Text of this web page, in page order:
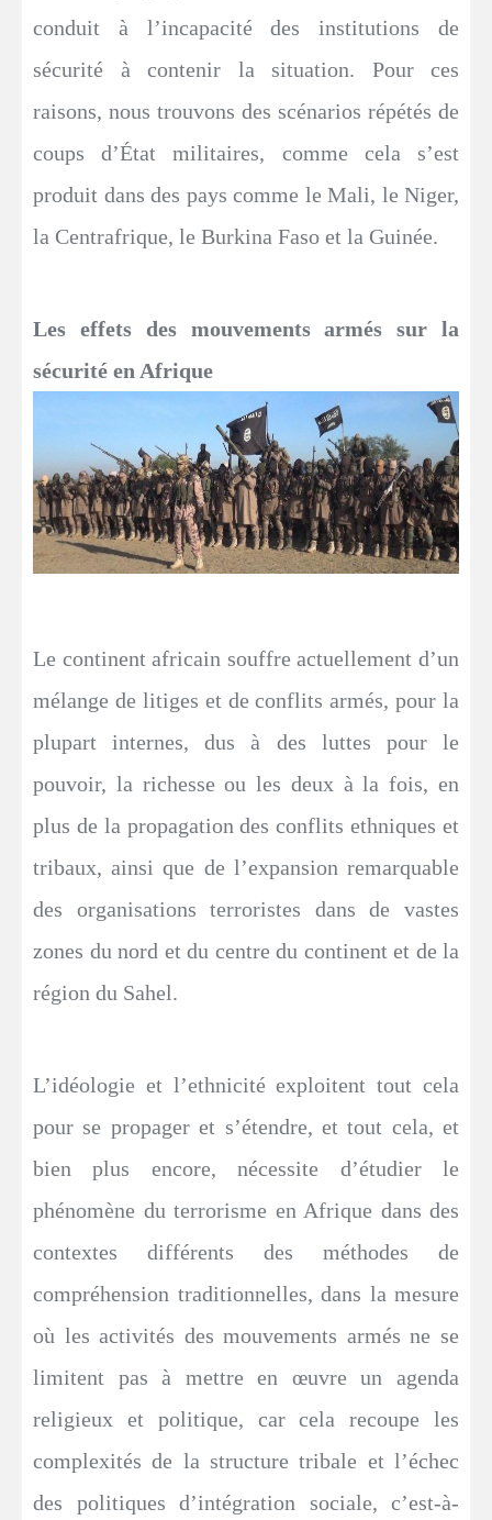
conduit à l’incapacité des institutions de
sécurité à contenir la situation. Pour ces
raisons, nous trouvons des scénarios répétés de
coups d’État militaires, comme cela s’est
produit dans des pays comme le Mali, le Niger,
la Centrafrique, le Burkina Faso et la Guinée.
Les effets des mouvements armés sur la
sécurité en Afrique
Le continent africain souffre actuellement d’un
mélange de litiges et de conflits armés, pour la
plupart internes, dus à des luttes pour le
pouvoir, la richesse ou les deux à la fois, en
plus de la propagation des conflits ethniques et
tribaux, ainsi que de l’expansion remarquable
des organisations terroristes dans de vastes
zones du nord et du centre du continent et de la
région du Sahel.
L’idéologie et l’ethnicité exploitent tout cela
pour se propager et s’étendre, et tout cela, et
bien plus encore, nécessite d’étudier le
phénomène du terrorisme en Afrique dans des
contextes différents des méthodes de
compréhension traditionnelles, dans la mesure
où les activités des mouvements armés ne se
limitent pas à mettre en œuvre un agenda
religieux et politique, car cela recoupe les
complexités de la structure tribale et l’échec
des politiques d’intégration sociale, c’est-à-